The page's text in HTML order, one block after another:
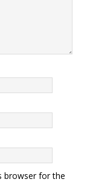
browser for the